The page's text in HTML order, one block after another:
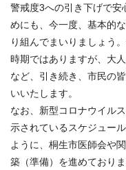
警戒度3への引き下げで安
めにも、今一度、基本的
り組んでまいりましょう
時期ではありますが、大
など、引き続き、市民の
いいたします。
なお、新型コロナウイル
示されているスケジュー
ように、桐生市医師会や
築（準備）を進めており